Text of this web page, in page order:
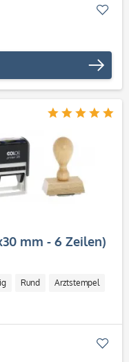
mm - 6 Zeilen)
Rund Arztstempel